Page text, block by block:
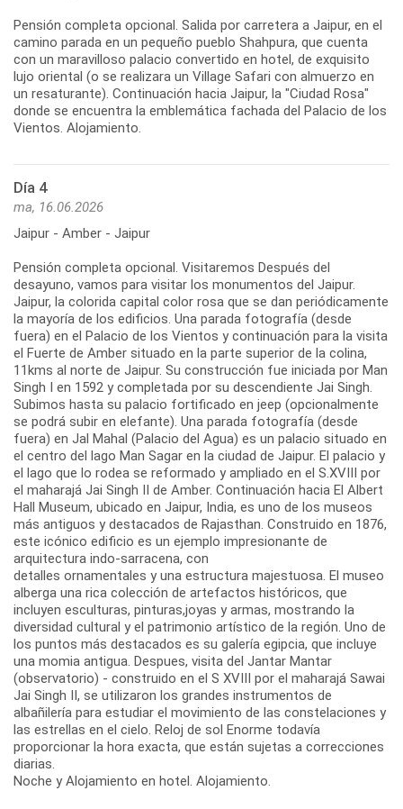
Pensión completa opcional. Salida por carretera a Jaipur, en el
camino parada en un pequeño pueblo Shahpura, que cuenta
con un maravilloso palacio convertido en hotel, de exquisito
lujo oriental (o se realizara un Village Safari con almuerzo en
un resaturante). Continuación hacia Jaipur, la "Ciudad Rosa"
donde se encuentra la emblemática fachada del Palacio de los
Vientos. Alojamiento.
Día 4
ma, 16.06.2026
Jaipur - Amber - Jaipur
Pensión completa opcional. Visitaremos Después del
desayuno, vamos para visitar los monumentos del Jaipur.
Jaipur, la colorida capital color rosa que se dan periódicamente
la mayoría de los edificios. Una parada fotografía (desde
fuera) en el Palacio de los Vientos y continuación para la visita
el Fuerte de Amber situado en la parte superior de la colina,
11kms al norte de Jaipur. Su construcción fue iniciada por Man
Singh I en 1592 y completada por su descendiente Jai Singh.
Subimos hasta su palacio fortificado en jeep (opcionalmente
se podrá subir en elefante). Una parada fotografía (desde
fuera) en Jal Mahal (Palacio del Agua) es un palacio situado en
el centro del lago Man Sagar en la ciudad de Jaipur. El palacio y
el lago que lo rodea se reformado y ampliado en el S.XVIII por
el maharajá Jai Singh II de Amber. Continuación hacia El Albert
Hall Museum, ubicado en Jaipur, India, es uno de los museos
más antiguos y destacados de Rajasthan. Construido en 1876,
este icónico edificio es un ejemplo impresionante de
arquitectura indo-sarracena, con
detalles ornamentales y una estructura majestuosa. El museo
alberga una rica colección de artefactos históricos, que
incluyen esculturas, pinturas,joyas y armas, mostrando la
diversidad cultural y el patrimonio artístico de la región. Uno de
los puntos más destacados es su galería egipcia, que incluye
una momia antigua. Despues, visita del Jantar Mantar
(observatorio) - construido en el S XVIII por el maharajá Sawai
Jai Singh II, se utilizaron los grandes instrumentos de
albañilería para estudiar el movimiento de las constelaciones y
las estrellas en el cielo. Reloj de sol Enorme todavía
proporcionar la hora exacta, que están sujetas a correcciones
diarias.
Noche y Alojamiento en hotel. Alojamiento.